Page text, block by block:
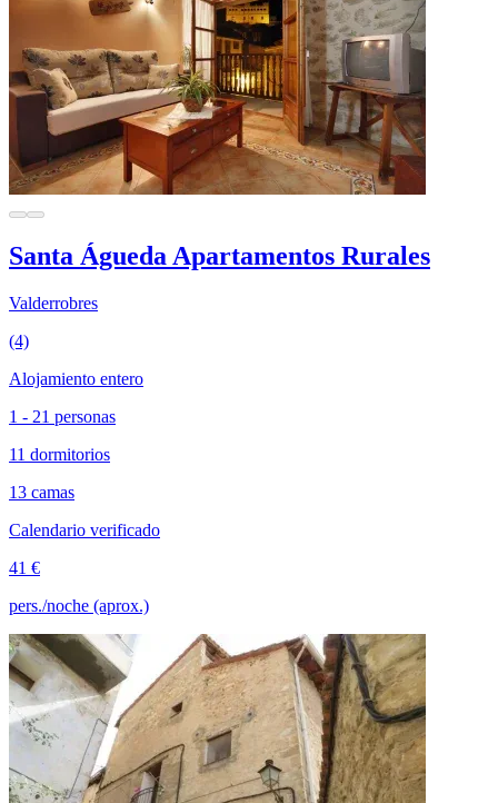
Santa Águeda Apartamentos Rurales
Valderrobres
(4)
Alojamiento entero
1 - 21 personas
11 dormitorios
13 camas
Calendario verificado
41 €
pers./noche (aprox.)